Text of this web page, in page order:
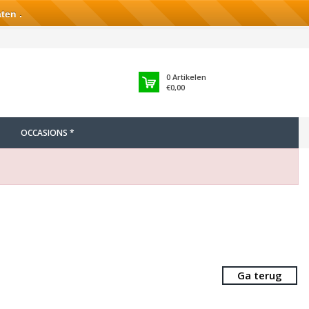
0Artikelen
€0,00
OCCASIONS *
Ga terug
.